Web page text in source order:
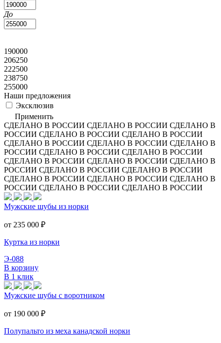
До
190000
206250
222500
238750
255000
Наши предложения
Эксклюзив
Применить
СДЕЛАНО В РОССИИ СДЕЛАНО В РОССИИ СДЕЛАНО В
РОССИИ СДЕЛАНО В РОССИИ СДЕЛАНО В РОССИИ
СДЕЛАНО В РОССИИ СДЕЛАНО В РОССИИ СДЕЛАНО В
РОССИИ СДЕЛАНО В РОССИИ СДЕЛАНО В РОССИИ
СДЕЛАНО В РОССИИ СДЕЛАНО В РОССИИ СДЕЛАНО В
РОССИИ СДЕЛАНО В РОССИИ СДЕЛАНО В РОССИИ
СДЕЛАНО В РОССИИ СДЕЛАНО В РОССИИ СДЕЛАНО В
РОССИИ СДЕЛАНО В РОССИИ СДЕЛАНО В РОССИИ
Мужские шубы из норки
от 235 000 ₽
Куртка из норки
Э-088
В корзину
В 1 клик
Мужские шубы с воротником
от 190 000 ₽
Полупальто из меха канадской норки